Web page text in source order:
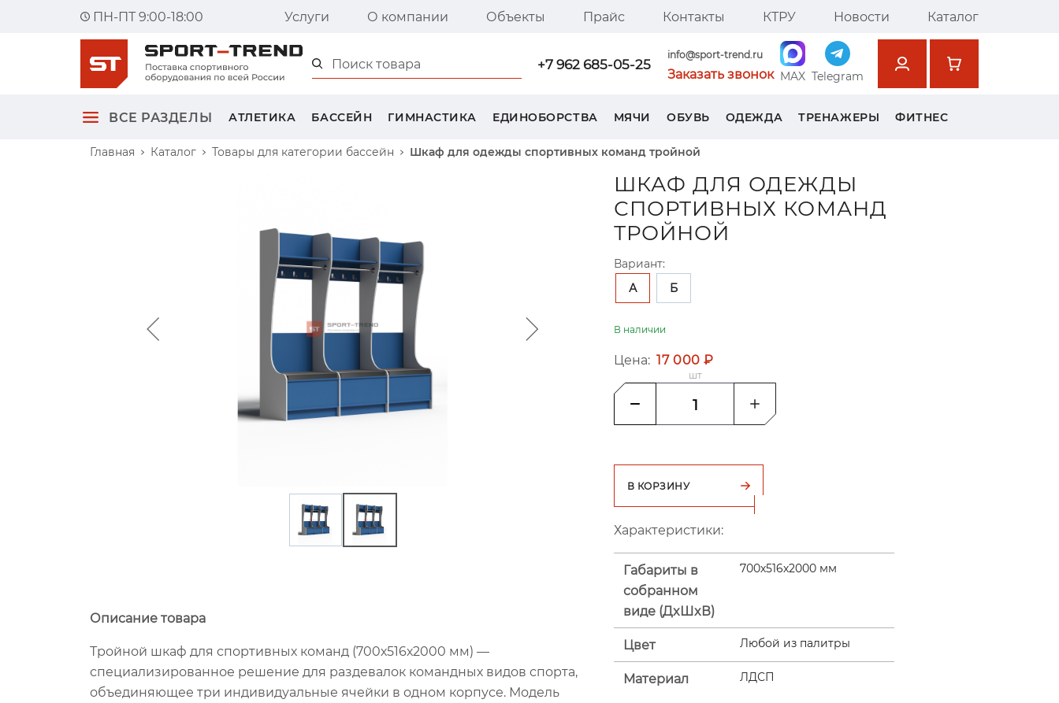
ПН-ПТ 9:00-18:00 Услуги О компании Объекты Прайс Контакты КТРУ Новости
Каталог
+7 962 685-05-25
info@sport-trend.ru
Заказать звонок MAX Telegram
ВСЕ РАЗДЕЛЫ АТЛЕТИКА БАССЕЙН ГИМНАСТИКА ЕДИНОБОРСТВА МЯЧИ ОБУВЬ ОДЕЖДА ТРЕНАЖЕРЫ ФИТНЕС
Главная Каталог Товары для категории бассейн Шкаф для одежды спортивных команд тройной
Описание товара
Тройной шкаф для спортивных команд (700х516х2000 мм) —
специализированное решение для раздевалок командных видов спорта,
объединяющее три индивидуальные ячейки в одном корпусе. Модель
ШКАФ ДЛЯ ОДЕЖДЫ
СПОРТИВНЫХ КОМАНД
ТРОЙНОЙ
Вариант:
А
Б
В наличии
Цена: 17 000 ₽
шт
В КОРЗИНУ
Характеристики:
Габариты в
собранном
виде (ДxШxВ)
700х516х2000 мм
Цвет Любой из палитры
Материал ЛДСП